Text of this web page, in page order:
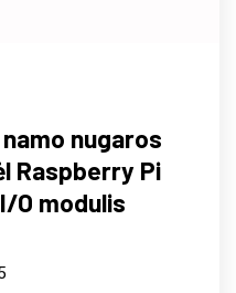
nugaros
Raspberry Pi
O modulis